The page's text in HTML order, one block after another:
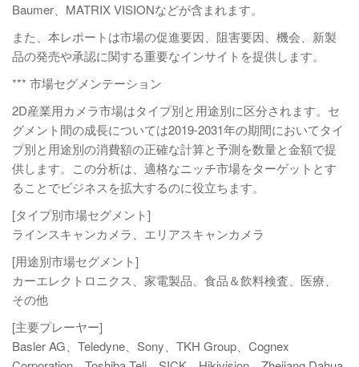
Baumer、MATRIX VISIONなどが含まれます。
また、本レポートは市場の促進要因、阻害要因、機会、新製
品の発売や承認に関する重要なインサイトを提供します。
*** 市場セグメンテーション
2D産業用カメラ市場はタイプ別と用途別に区分されます。セ
グメント間の成長については2019-2031年の期間においてタイ
プ別と用途別の消費額の正確な計算と予測を数量と金額で提
供します。この分析は、適格なニッチ市場をターゲットとす
ることでビジネスを拡大するのに役立ちます。
[タイプ別市場セグメント]
ラインスキャンカメラ、エリアスキャンカメラ
[用途別市場セグメント]
カーエレクトロニクス、家電製品、食品＆飲料検査、医療、
その他
[主要プレーヤー]
Basler AG、Teledyne、Sony、TKH Group、Cognex